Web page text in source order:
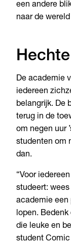
een andere
naar de
De academie
iedereen
belangrijk. De
terug in de
om negen uur
studenten om
dan.
“Voor
studeert:
academie een
lopen.
die leuke en
student Comic